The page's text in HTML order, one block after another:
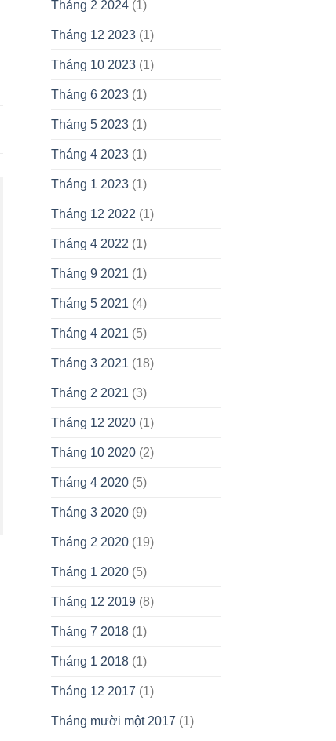
Tháng 2 2024(1)
Tháng 12 2023(1)
Tháng 10 2023(1)
Tháng 6 2023(1)
Tháng 5 2023(1)
Tháng 4 2023(1)
Tháng 1 2023(1)
Tháng 12 2022 (1)
Tháng 4 2022 (1)
Tháng 9 2021 (1)
Tháng 5 2021 (4)
Tháng 4 2021 (5)
Tháng 3 2021 (18)
Tháng 2 2021 (3)
Tháng 12 2020(1)
Tháng 10 2020(2)
Tháng 4 2020(5)
Tháng 3 2020(9)
Tháng 2 2020(19)
Tháng 1 2020(5)
Tháng 12 2019(8)
Tháng 7 2018(1)
Tháng 1 2018(1)
Tháng 12 2017 (1)
Tháng mười một 2017 (1)